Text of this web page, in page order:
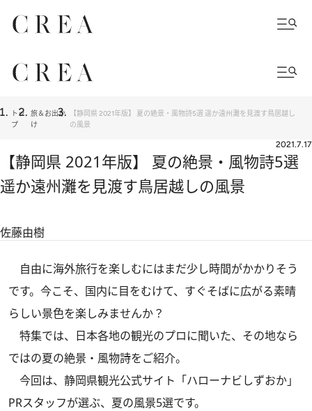
トッ
プ
旅＆お出か
け
【静岡県 2021年版】 夏の絶景・風物詩5選 遥か遠州灘を見渡す鳥居越し
の風景
2021.7.17
【静岡県 2021年版】 夏の絶景・風物詩5選
遥か遠州灘を見渡す鳥居越しの風景
佐藤由樹
自由に海外旅行を楽しむにはまだ少し時間がかかりそう
です。今こそ、国内に目をむけて、すぐそばに広がる素晴
らしい景色を楽しみませんか？
特集では、日本各地の観光のプロに聞いた、その地なら
ではの夏の絶景・風物詩をご紹介。
今回は、静岡県観光公式サイト「ハローナビしずおか」
PRスタッフが選ぶ、夏の風景5選です。